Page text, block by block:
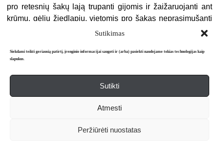
Sutikimas
Siekdami teikti geriausią patirtį, įrenginio informacijai saugoti ir (arba) pasiekti naudojame tokias technologijas kaip
slapukus.
Sutikti
Atmesti
Peržiūrėti nuostatas
pro retesnių šakų lają trupanti gijomis ir žaižaruojanti ant
krūmų, gėlių žiedlapių, vietomis pro šakas neprasimušanti
ir ištisus plotus ūksmei paliekanti. Per nesibaigiančias kaip
skendinčias, po vieną, grupelėmis, šeimomis vaikšto
šnekučiuojasi, iškylauja, knygas ar laikraščius skaito, kiti
nieko neveikia, sėdi, ir tiek. Kortuose taukši teniso
kleketavimas, lėlių teatre vėl rodo „Tris paršiukus“ – jau